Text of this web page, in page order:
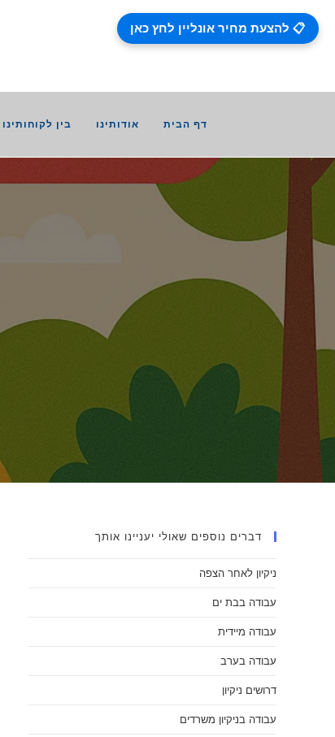
דף הבית אודותינו בין לקוחותינו
דברים נוספים שאולי יעניינו אותך
ניקיון לאחר הצפה
עבודה בבת ים
עבודה מיידית
עבודה בערב
דרושים ניקיון
עבודה בניקיון משרדים
📋 להצעת מחיר אונליין לחץ כאן